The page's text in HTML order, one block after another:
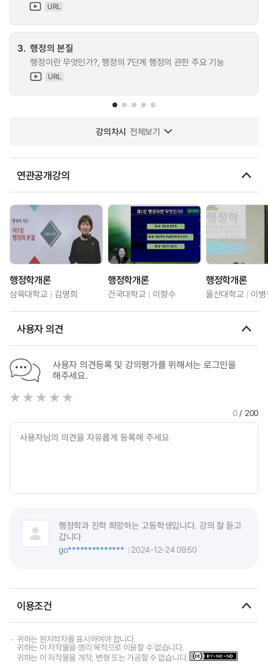
URL
3. 행정의 본질
행정이란 무엇인가?, 행정의 7단계 행정의 관한 주요 기능
URL
강의차시 전체보기
연관공개강의
행정학개론
삼육대학교 김명희
행정학개론
건국대학교 이향수
행정학개론
울산대학교 이
사용자 의견
사용자 의견등록 및 강의평가를 위해서는 로그인을
해주세요.
0/ 200
행정학과 진학 희망하는 고등학생입니다. 강의 잘 듣고
갑니다
go**************
2024-12-24 09:50
이용조건
귀하는 원저작자를 표시하여야 합니다.
귀하는 이 저작물을 영리 목적으로 이용할 수 없습니다.
귀하는 이 저작물을 개작, 변형 또는 가공할 수 없습니다.